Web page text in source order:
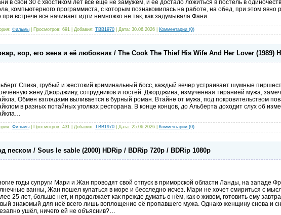
в свои 30 с хвостиком лет все еще не замужем, и ее достало ложиться в постель в
компьютерного программиста, с которым познакомилась на работе, на обед, при этом
при встрече все начинает идти немножко не так, как задумывала Фани…
Фильмы | Просмотров: 691 | Добавил: TBB1970 | Дата: 30.06.2026 Комментарии (0)
вор, его жена и её любовник / The Cook The Thief His Wife And Her Lover (1989)
Спика, грубый и жестокий криминальный босс, каждый вечер устраивает шумные
жену Джорджину, сотрудников и гостей. Джорджина, измученная тиранией мужа,
Обмен взглядами выливается в бурный роман. Втайне от мужа, под покровительством
в разных потайных уголках ресторана. В конце концов, до Альберта доходит слух об
Фильмы | Просмотров: 431 | Добавил: TBB1970 | Дата: 25.06.2026 Комментарии (0)
песком / Sous le sable (2000) HDRip / BDRip 720p / BDRip 1080p
годы супруги Мари и Жан проводят свой отпуск в приморской области Ланды, на западе
ванны, Жан пошел купаться в море и бесследно исчез. Мари не хочет смириться с
25 лет, больше нет, и продолжает как прежде думать о нём, как о живом, готовить ему
знакомый для неё всего лишь воплощение её пропавшего мужа. Однако женщину снова и
ушёл, ничего ей не объяснив?…